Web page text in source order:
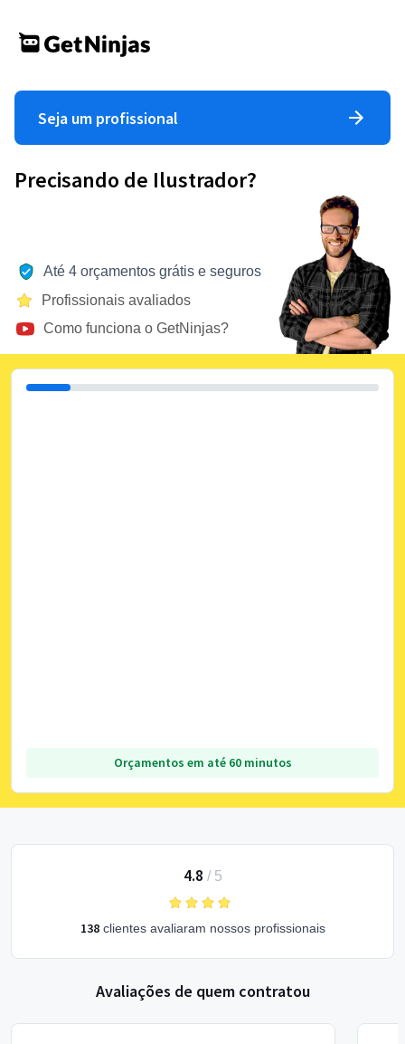
Seja um profissional
Precisando de Ilustrador?
Até 4 orçamentos grátis e seguros
Profissionais avaliados
Como funciona o GetNinjas?
Orçamentos em até 60 minutos
4.8 / 5
138clientes avaliaram nossos profissionais
Avaliações de quem contratou